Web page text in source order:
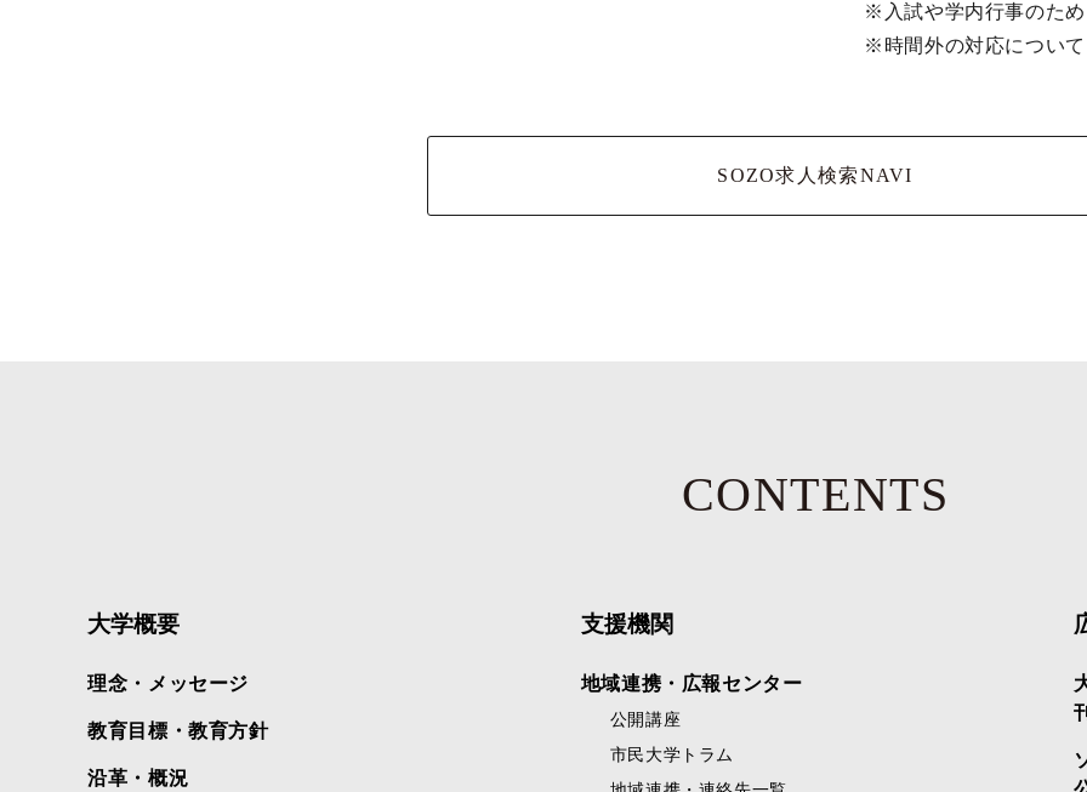
※入試や学内行事のた
※時間外の対応につい
SOZO求人検索NAVI
CONTENTS
大学概要
理念・メッセージ
教育目標・教育方針
沿革・概況
支援機関
地域連携・広報センター
公開講座
市民大学トラム